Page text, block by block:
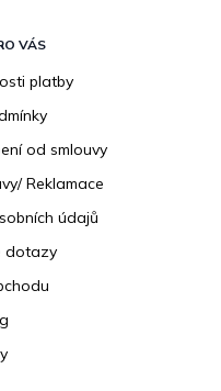
VÁS
platby
od smlouvy
Reklamace
údajů
dotazy